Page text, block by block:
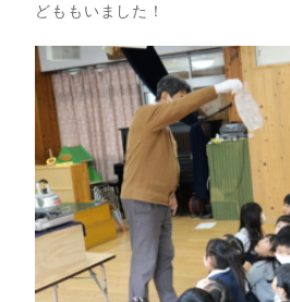
どももいました！